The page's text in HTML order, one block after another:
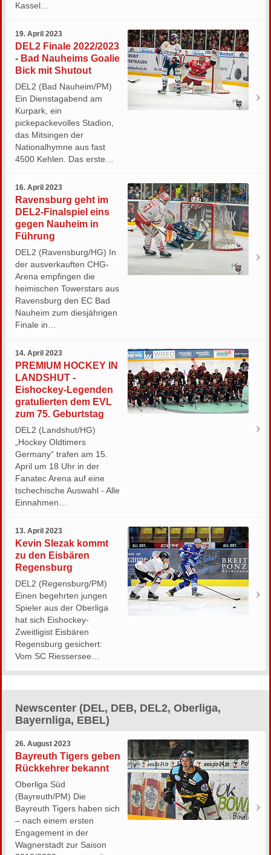
Kassel…
19. April 2023
DEL2 Finale 2022/2023
- Bad Nauheims Goalie
Bick mit Shutout
DEL2 (Bad Nauheim/PM)
Ein Dienstagabend am
Kurpark, ein
pickepackevolles Stadion,
das Mitsingen der
Nationalhymne aus fast
4500 Kehlen. Das erste…
16. April 2023
Ravensburg geht im
DEL2-Finalspiel eins
gegen Nauheim in
Führung
DEL2 (Ravensburg/HG) In
der ausverkauften CHG-
Arena empfingen die
heimischen Towerstars aus
Ravensburg den EC Bad
Nauheim zum diesjährigen
Finale in…
14. April 2023
PREMIUM HOCKEY IN
LANDSHUT -
Eishockey-Legenden
gratulierten dem EVL
zum 75. Geburtstag
DEL2 (Landshut/HG)
„Hockey Oldtimers
Germany“ trafen am 15.
April um 18 Uhr in der
Fanatec Arena auf eine
tschechische Auswahl - Alle
Einnahmen…
13. April 2023
Kevin Slezak kommt
zu den Eisbären
Regensburg
DEL2 (Regensburg/PM)
Einen begehrten jungen
Spieler aus der Oberliga
hat sich Eishockey-
Zweitligist Eisbären
Regensburg gesichert:
Vom SC Riessersee…
Newscenter (DEL, DEB, DEL2, Oberliga,
Bayernliga, EBEL)
26. August 2023
Bayreuth Tigers geben
Rückkehrer bekannt
Oberliga Süd
(Bayreuth/PM) Die
Bayreuth Tigers haben sich
– nach einem ersten
Engagement in der
Wagnerstadt zur Saison